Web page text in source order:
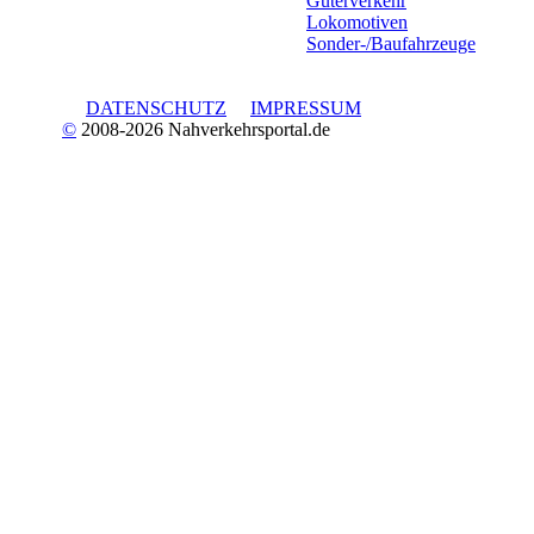
Lokomotiven
Sonder-/Baufahrzeuge
DATENSCHUTZ
IMPRESSUM
© 2008-2026 Nahverkehrsportal.de